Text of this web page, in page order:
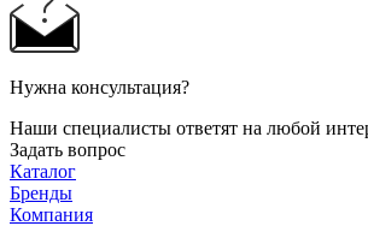
Нужна консультация?
Наши специалисты ответят на любой
Задать вопрос
Каталог
Бренды
Компания